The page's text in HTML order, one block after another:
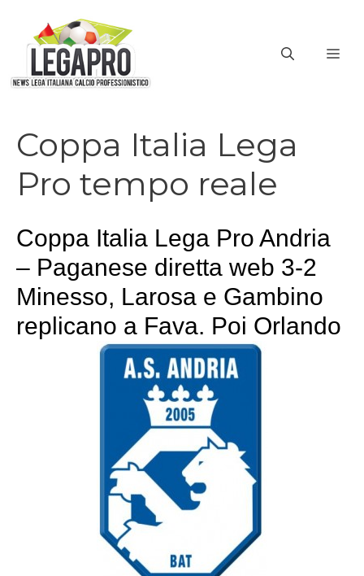
contenuto
Coppa Italia Lega
Pro tempo reale
Coppa Italia Lega Pro Andria
– Paganese diretta web 3-2
Minesso, Larosa e Gambino
replicano a Fava. Poi Orlando